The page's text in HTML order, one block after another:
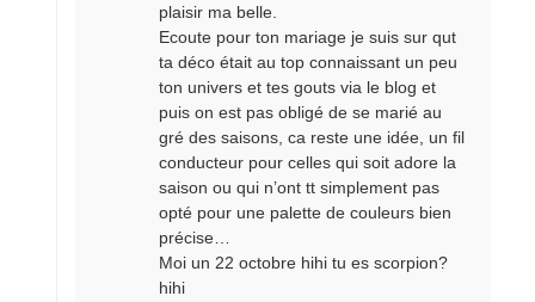
plaisir ma belle.
Ecoute pour ton mariage je suis sur qut
ta déco était au top connaissant un peu
ton univers et tes gouts via le blog et
puis on est pas obligé de se marié au
gré des saisons, ca reste une idée, un fil
conducteur pour celles qui soit adore la
saison ou qui n’ont tt simplement pas
opté pour une palette de couleurs bien
précise…
Moi un 22 octobre hihi tu es scorpion?
hihi